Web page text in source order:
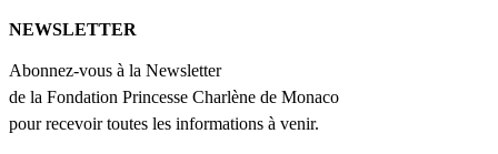
NEWSLETTER
Abonnez-vous à la Newsletter
de la Fondation Princesse Charlène de Monaco
pour recevoir toutes les informations à venir.